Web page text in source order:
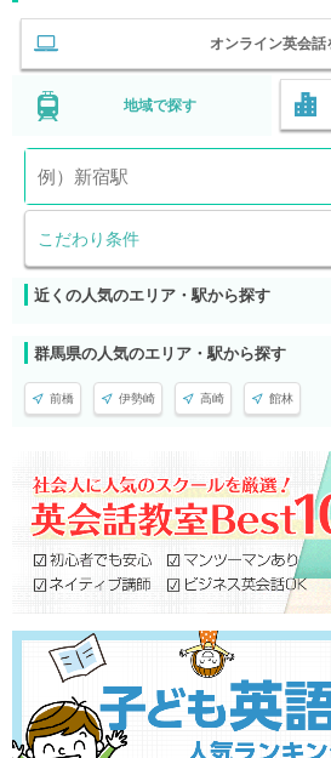
オンライン英会話
地域で探す
こだわり条件
近くの人気のエリア・駅から探す
群馬県の人気のエリア・駅から探す
前橋 伊勢崎 高崎 館林